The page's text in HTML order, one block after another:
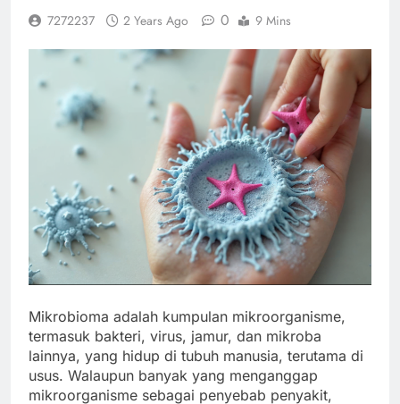
7272237 2 Years Ago 0 9 Mins
Mikrobioma adalah kumpulan mikroorganisme,
termasuk bakteri, virus, jamur, dan mikroba
lainnya, yang hidup di tubuh manusia, terutama di
usus. Walaupun banyak yang menganggap
mikroorganisme sebagai penyebab penyakit,